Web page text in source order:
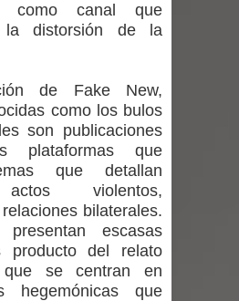
analizan el creciente interés
culturas japonesa y coreana
del seremi Minvu en el
al Gobierno en medio de
por viviendas sociales en
Jorge Guzmán rechaza
de interconexión eléctrica
como canal que
la distorsión de la
de Fake New,
como los bulos
son publicaciones
plataformas que
que detallan
violentos,
bilaterales.
escasas
producto del relato
se centran en
hegemónicas que